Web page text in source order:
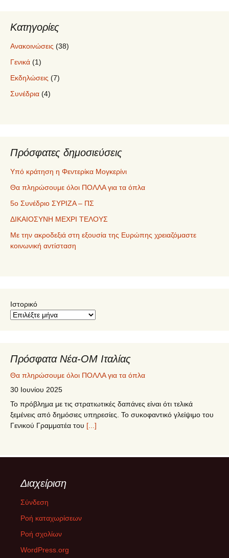
Κατηγορίες
Ανακοινώσεις (38)
Γενικά (1)
Εκδηλώσεις (7)
Συνέδρια (4)
Πρόσφατες δημοσιεύσεις
Υπό κράτηση η Φεντερίκα Μογκερίνι
Θα πληρώσουμε όλοι ΠΟΛΛΑ για τα όπλα
5ο Συνέδριο ΣΥΡΙΖΑ – ΠΣ
ΔΙΚΑΙΟΣΥΝΗ ΜΕΧΡΙ ΤΕΛΟΥΣ
Με την ακροδεξιά στη εξουσία της Ευρώπης χρειαζόμαστε
κοινωνική αντίσταση
Ιστορικό
Πρόσφατα Νέα-ΟΜ Ιταλίας
Θα πληρώσουμε όλοι ΠΟΛΛΑ για τα όπλα
30 Ιουνίου 2025
Το πρόβλημα με τις στρατιωτικές δαπάνες είναι ότι τελικά
ξεμένεις από δημόσιες υπηρεσίες. Το συκοφαντικό γλείψιμο του
Γενικού Γραμματέα του [...]
Το 5o Συνέδριο του ΣΥΡΙΖΑ-ΠΣ πραγματοποιήθηκε στις 12-15
Ιουνίου 2025 στο Δημοτικό Γυμναστήριο Περιστερίου. Η
ψηφοφορία για την εκλογή των 250
ΔΙΚΑΙΟΣΥΝΗ ΜΕΧΡΙ ΤΕΛΟΥΣ
26 Φεβρουαρίου 2025
Την Παρασκευή 28/02/2025 στην επέτειο μνήμης της τραγωδίας
Διαχείριση
Σύνδεση
Ροή καταχωρίσεων
Ροή σχολίων
WordPress.org